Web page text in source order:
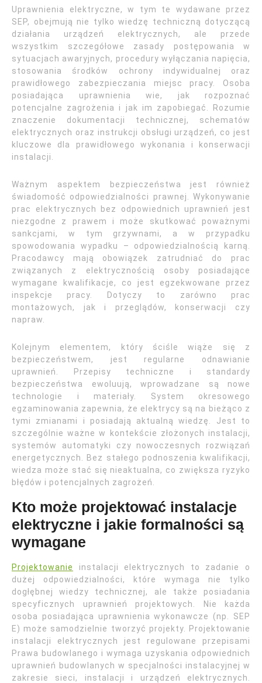
Uprawnienia elektryczne, w tym te wydawane przez
SEP, obejmują nie tylko wiedzę techniczną dotyczącą
działania urządzeń elektrycznych, ale przede
wszystkim szczegółowe zasady postępowania w
sytuacjach awaryjnych, procedury wyłączania napięcia,
stosowania środków ochrony indywidualnej oraz
prawidłowego zabezpieczania miejsc pracy. Osoba
posiadająca uprawnienia wie, jak rozpoznać
potencjalne zagrożenia i jak im zapobiegać. Rozumie
znaczenie dokumentacji technicznej, schematów
elektrycznych oraz instrukcji obsługi urządzeń, co jest
kluczowe dla prawidłowego wykonania i konserwacji
instalacji.
Ważnym aspektem bezpieczeństwa jest również
świadomość odpowiedzialności prawnej. Wykonywanie
prac elektrycznych bez odpowiednich uprawnień jest
niezgodne z prawem i może skutkować poważnymi
sankcjami, w tym grzywnami, a w przypadku
spowodowania wypadku – odpowiedzialnością karną.
Pracodawcy mają obowiązek zatrudniać do prac
związanych z elektrycznością osoby posiadające
wymagane kwalifikacje, co jest egzekwowane przez
inspekcje pracy. Dotyczy to zarówno prac
montażowych, jak i przeglądów, konserwacji czy
napraw.
Kolejnym elementem, który ściśle wiąże się z
bezpieczeństwem, jest regularne odnawianie
uprawnień. Przepisy techniczne i standardy
bezpieczeństwa ewoluują, wprowadzane są nowe
technologie i materiały. System okresowego
egzaminowania zapewnia, że elektrycy są na bieżąco z
tymi zmianami i posiadają aktualną wiedzę. Jest to
szczególnie ważne w kontekście złożonych instalacji,
systemów automatyki czy nowoczesnych rozwiązań
energetycznych. Bez stałego podnoszenia kwalifikacji,
wiedza może stać się nieaktualna, co zwiększa ryzyko
błędów i potencjalnych zagrożeń.
Kto może projektować instalacje
elektryczne i jakie formalności są
wymagane
Projektowanie
instalacji elektrycznych to zadanie o
dużej odpowiedzialności, które wymaga nie tylko
dogłębnej wiedzy technicznej, ale także posiadania
specyficznych uprawnień projektowych. Nie każda
osoba posiadająca uprawnienia wykonawcze (np. SEP
E) może samodzielnie tworzyć projekty. Projektowanie
instalacji elektrycznych jest regulowane przepisami
Prawa budowlanego i wymaga uzyskania odpowiednich
uprawnień budowlanych w specjalności instalacyjnej w
zakresie sieci, instalacji i urządzeń elektrycznych.